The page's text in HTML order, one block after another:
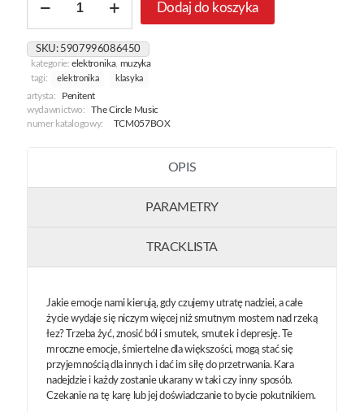
Melancholia
[Box]
Dodaj do koszyka
SKU: 5907996086450
kategorie:elektronika, muzyka
tagi:
elektronika klasyka
artysta:
Penitent
wydawnictwo:
The Circle Music
numer katalogowy:
TCM057BOX
OPIS
PARAMETRY
TRACKLISTA
Jakie emocje nami kierują, gdy czujemy utratę nadziei, a całe
życie wydaje się niczym więcej niż smutnym mostem nad rzeką
łez? Trzeba żyć, znosić ból i smutek, smutek i depresję. Te
mroczne emocje, śmiertelne dla większości, mogą stać się
przyjemnością dla innych i dać im siłę do przetrwania. Kara
nadejdzie i każdy zostanie ukarany w taki czy inny sposób.
Czekanie na tę karę lub jej doświadczanie to bycie pokutnikiem.